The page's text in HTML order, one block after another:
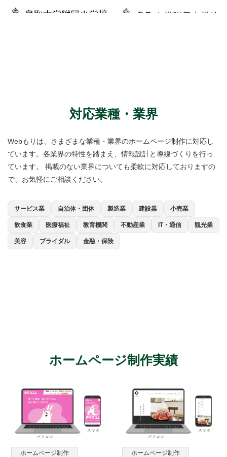
対応業種・業界
Webもりは、さまざまな業種・業界のホームページ制作に対応し
ています。各業界の特性を踏まえ、情報設計と導線づくりを行っ
ています。 掲載のない業界についても柔軟に対応しておりますの
で、お気軽にご相談ください。
サービス業 自治体・団体 製造業 建設業 小売業
飲食業 医療福祉 教育機関 不動産業 IT・通信 観光業
美容 ブライダル 金融・保険
ホームページ制作実績
ホームページ制作 ホームページ制作